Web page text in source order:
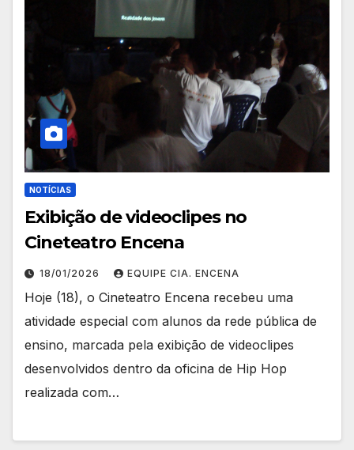
NOTÍCIAS
Exibição de videoclipes no
Cineteatro Encena
18/01/2026 EQUIPE CIA. ENCENA
Hoje (18), o Cineteatro Encena recebeu uma
atividade especial com alunos da rede pública de
ensino, marcada pela exibição de videoclipes
desenvolvidos dentro da oficina de Hip Hop
realizada com…